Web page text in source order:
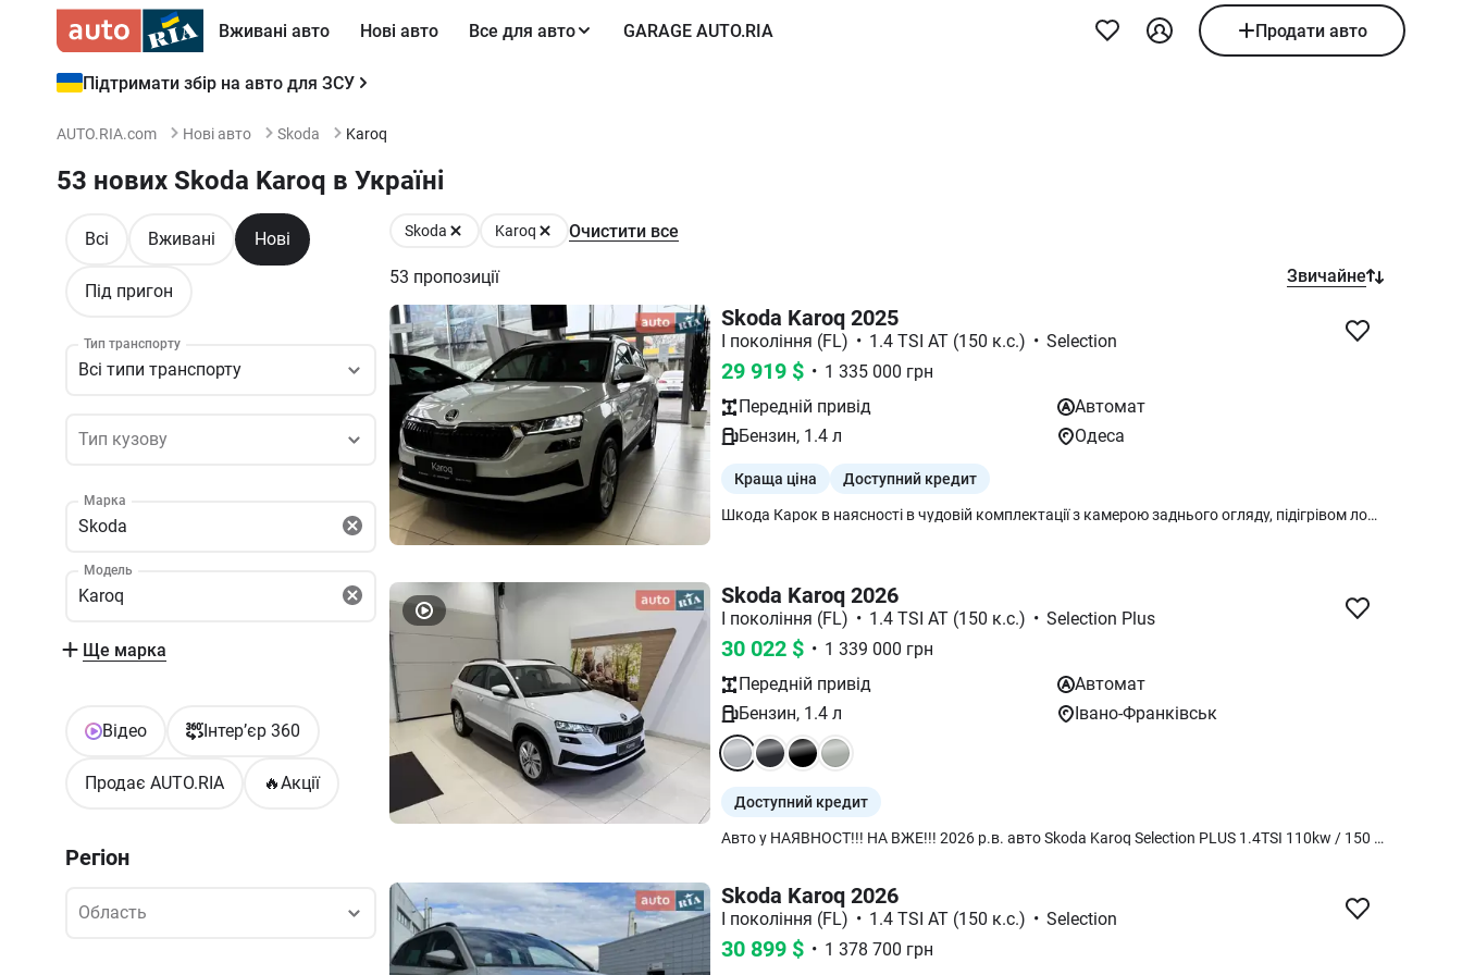
Вживані авто Нові авто Все для авто GARAGE AUTO.RIA Продати авто
Підтримати збір на авто для ЗСУ
AUTO.RIA.com Нові авто Skoda Karoq
53 нових Skoda Karoq в Україні
Всі Вживані Нові
Під пригон
Тип транспорту
Всі типи транспорту
Тип кузову
Тип кузову
Марка
Skoda
Модель
Karoq
Ще марка
Відео Інтер’єр 360
Продає AUTO.RIA 🔥Акції
Регіон
Область
Область
Skoda Karoq Очистити все
53 пропозиції Звичайне
Skoda Karoq 2025
I покоління (FL) • 1.4 TSI AT (150 к.с.) • Selection
29 919 $ • 1 335 000 грн
Передній привід
Автомат
Бензин, 1.4 л Одеса
Краща ціна Доступний кредит
Шкода Карок в наясності в чудовій комплектації з камерою заднього огляду, підігрівом лобового скла, електропідіймачем кришки багажнику та багато іншого тільки у офіційного дилера в м. Одеса
Skoda Karoq 2026
I покоління (FL) • 1.4 TSI AT (150 к.с.) • Selection Plus
30 022 $ • 1 339 000 грн
Передній привід
Автомат
Бензин, 1.4 л Івано-Франківськ
Доступний кредит
Авто у НАЯВНОСТ!!! НА ВЖЕ!!! 2026 р.в. авто Skoda Karoq Selection PLUS 1.4TSI 110kw / 150 к.с. 8 AT гідротрансформатор AISIN (Автоматична КПП) в Білому кольорі металік MOON 2Y2Y Selection PLUS Комплектація : Selection Plus – Електричний багажник Віртуальна педаль з помахом ноги – Лобове скло з підігрівом – Підігрів передніх та задніх сидінь – "PARK DISTANCE CONTROL" - датчики паркування спереду і ззаду – З камерою заднього виду Вартість авто 1 339 000 грн з ПДВ. Ми працюємо, світло є (якщо ні, то у нас працює генератор). За детальнішою інформацією звертайтесь за номером телефону
Skoda Karoq 2026
I покоління (FL) • 1.4 TSI AT (150 к.с.) • Selection
30 899 $ • 1 378 700 грн